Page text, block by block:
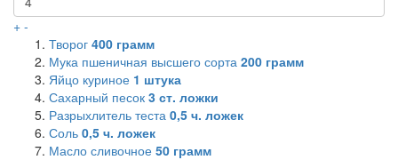
+ -
Творог 400 грамм
Мука пшеничная высшего сорта 200 грамм
Яйцо куриное 1 штука
Сахарный песок 3 ст. ложки
Разрыхлитель теста 0,5 ч. ложек
Соль 0,5 ч. ложек
Масло сливочное 50 грамм